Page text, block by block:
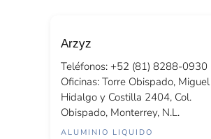
Arzyz
Teléfonos: +52 (81) 8288-0930
Oficinas: Torre Obispado, Miguel
Hidalgo y Costilla 2404, Col.
Obispado, Monterrey, N.L.
ALUMINIO LIQUIDO